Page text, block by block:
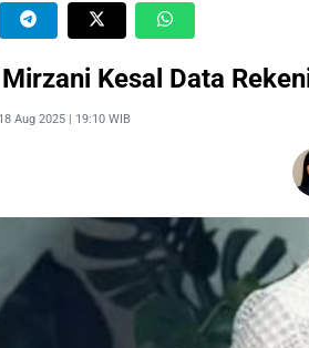
Kesal Data
18 Aug 2025 | 19:10 WIB